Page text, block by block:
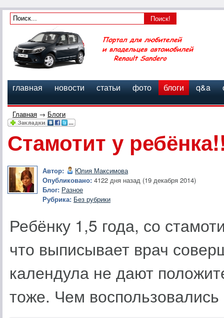
главная новости статьи фото блоги q&a
Главная → Блоги
Стамотит у
Автор:
Юлия Максимова
Опубликовано: 4122 дня назад (19 декабря 2014)
Блог: Разное
Рубрика: Без рубрики
Ребёнку 1,5 года, со
что выписывает врач
календула не дают
тоже. Чем